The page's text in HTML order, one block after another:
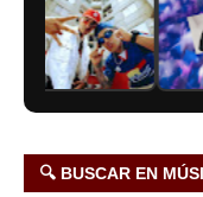
🔍 BUSCAR EN